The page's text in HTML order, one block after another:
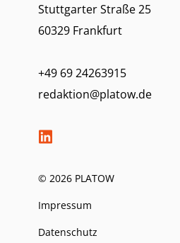
Stuttgarter Straße 25
60329 Frankfurt
+49 69 24263915
redaktion@platow.de
© 2026 PLATOW
Impressum
Datenschutz